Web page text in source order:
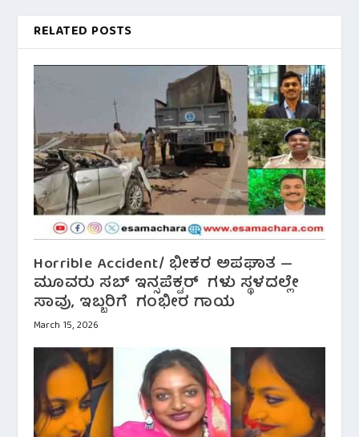
RELATED POSTS
Horrible Accident/ ಭೀಕರ ಅಪಘಾತ —
ಮೂವರು ಸಬ್ ಇನ್ಸಪೆಕ್ಟರ್ ಗಳು ಸ್ಥಳದಲ್ಲೇ
ಸಾವು, ಇಬ್ಬರಿಗೆ ಗಂಭೀರ ಗಾಯ
March 15, 2026